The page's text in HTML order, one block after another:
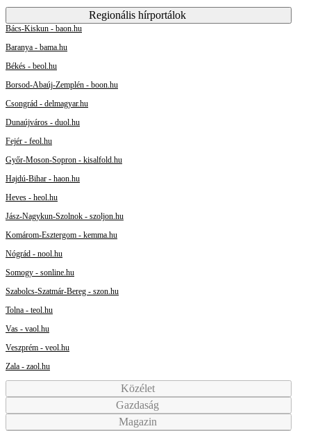
Regionális hírportálok
Bács-Kiskun - baon.hu
Baranya - bama.hu
Békés - beol.hu
Borsod-Abaúj-Zemplén - boon.hu
Csongrád - delmagyar.hu
Dunaújváros - duol.hu
Fejér - feol.hu
Győr-Moson-Sopron - kisalfold.hu
Hajdú-Bihar - haon.hu
Heves - heol.hu
Jász-Nagykun-Szolnok - szoljon.hu
Komárom-Esztergom - kemma.hu
Nógrád - nool.hu
Somogy - sonline.hu
Szabolcs-Szatmár-Bereg - szon.hu
Tolna - teol.hu
Vas - vaol.hu
Veszprém - veol.hu
Zala - zaol.hu
Közélet
Gazdaság
Magazin